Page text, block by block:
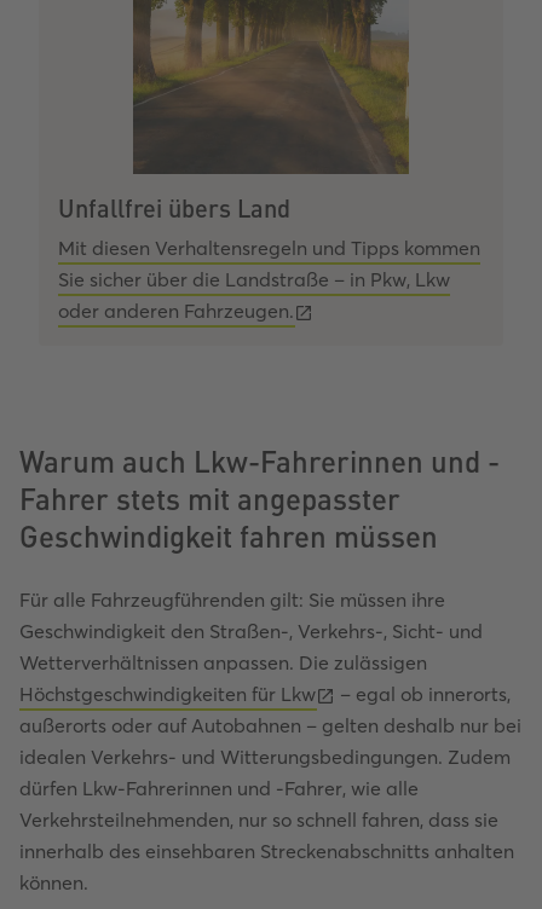
Unfallfrei übers Land
Mit diesen Verhaltensregeln und Tipps kommen
Sie sicher über die Landstraße – in Pkw, Lkw
oder anderen Fahrzeugen.
Warum auch Lkw-Fahrerinnen und -
Fahrer stets mit angepasster
Geschwindigkeit fahren müssen
Für alle Fahrzeugführenden gilt: Sie müssen ihre
Geschwindigkeit den Straßen-, Verkehrs-, Sicht- und
Wetterverhältnissen anpassen. Die zulässigen
Höchstgeschwindigkeiten für Lkw
– egal ob innerorts,
außerorts oder auf Autobahnen – gelten deshalb nur bei
idealen Verkehrs- und Witterungsbedingungen. Zudem
dürfen Lkw-Fahrerinnen und -Fahrer, wie alle
Verkehrsteilnehmenden, nur so schnell fahren, dass sie
innerhalb des einsehbaren Streckenabschnitts anhalten
können.